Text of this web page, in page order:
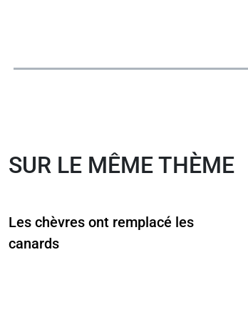
SUR LE MÊME THÈME
Les chèvres ont remplacé les
canards